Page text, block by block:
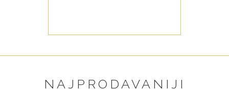
NAJPRODAVANIJI